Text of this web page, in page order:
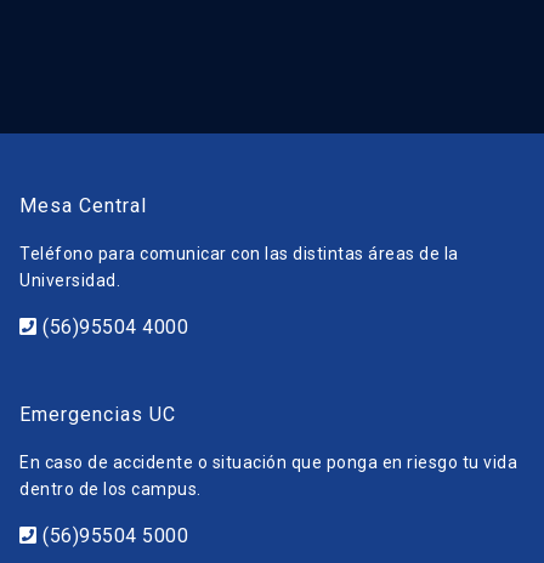
Mesa Central
Teléfono para comunicar con las distintas áreas de la
Universidad.
(56)95504 4000
Emergencias UC
En caso de accidente o situación que ponga en riesgo tu vida
dentro de los campus.
(56)95504 5000